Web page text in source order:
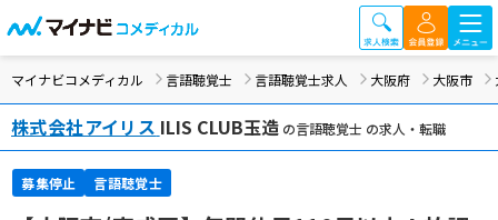
マイナビコメディカル 言語聴覚士 言語聴覚士求人 大阪府 大阪市
株式会社アイリス ILIS CLUB玉造の言語聴覚士 の求人・転職
募集停止 言語聴覚士